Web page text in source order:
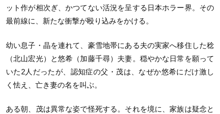
ット作が相次ぎ、かつてない活況を呈する日本ホラー界。その
最前線に、新たな衝撃が殴り込みをかける。
幼い息子・晶を連れて、豪雪地帯にある夫の実家へ移住した稔
（北山宏光）と悠希（加藤千尋）夫妻。穏やかな日常を願って
いた2人だったが、認知症の父・茂は、なぜか悠希にだけ激し
く怯え、亡き妻の名を叫ぶ。
ある朝、茂は異常な姿で怪死する。それを境に、家族は疑念と